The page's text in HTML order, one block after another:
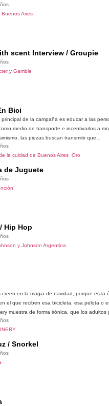
Buenos Aires
scent Interview / Groupie
y Gamble
Bici
principal de la campaña es educar a las
medio de transporte e incentivarlos a
las piezas buscan transmitir que...
la cuidad de Buenos Aires Oro
de Juguete
Hip Hop
y Johnson Argentina
creen en la magia de navidad, porque es la
el que reciben esa bicicleta, esa pelota o
muestra de forma irónica, que los adultos
/ Snorkel